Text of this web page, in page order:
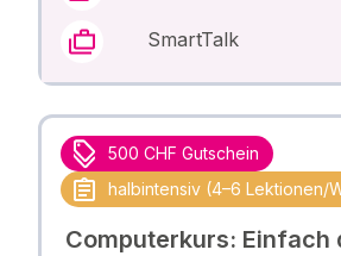
SmartTalk
500 CHF Gutschein
halbintensiv (4–6 Lektionen/
Computerkurs: Einfach